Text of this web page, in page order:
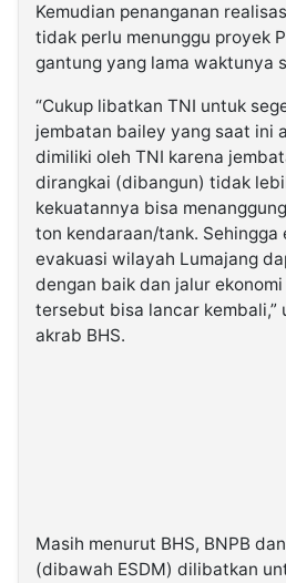
Kemudian penanganan
tidak perlu menunggu proyek
gantung yang lama waktunya
“Cukup libatkan TNI untuk
jembatan bailey yang saat ini
dimiliki oleh TNI karena
dirangkai (dibangun) tidak
kekuatannya bisa
ton kendaraan/tank. Sehingga
evakuasi wilayah Lumajang
dengan baik dan jalur
tersebut bisa lancar kembali,”
akrab BHS.
Masih menurut BHS, BNPB
(dibawah ESDM) dilibatkan